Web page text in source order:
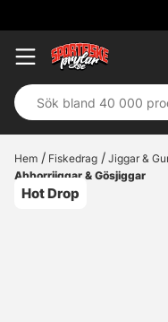
Hem Fiskedrag
Jiggar &
Abborrjiggar & Gösjiggar
Hot Drop